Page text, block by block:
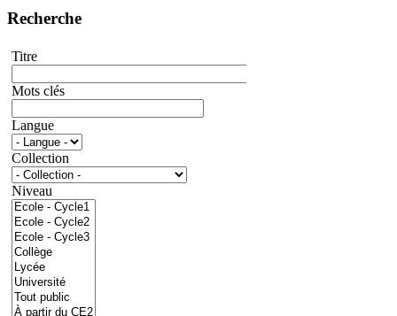
Recherche
Titre
Mots clés
Langue
Collection
Niveau